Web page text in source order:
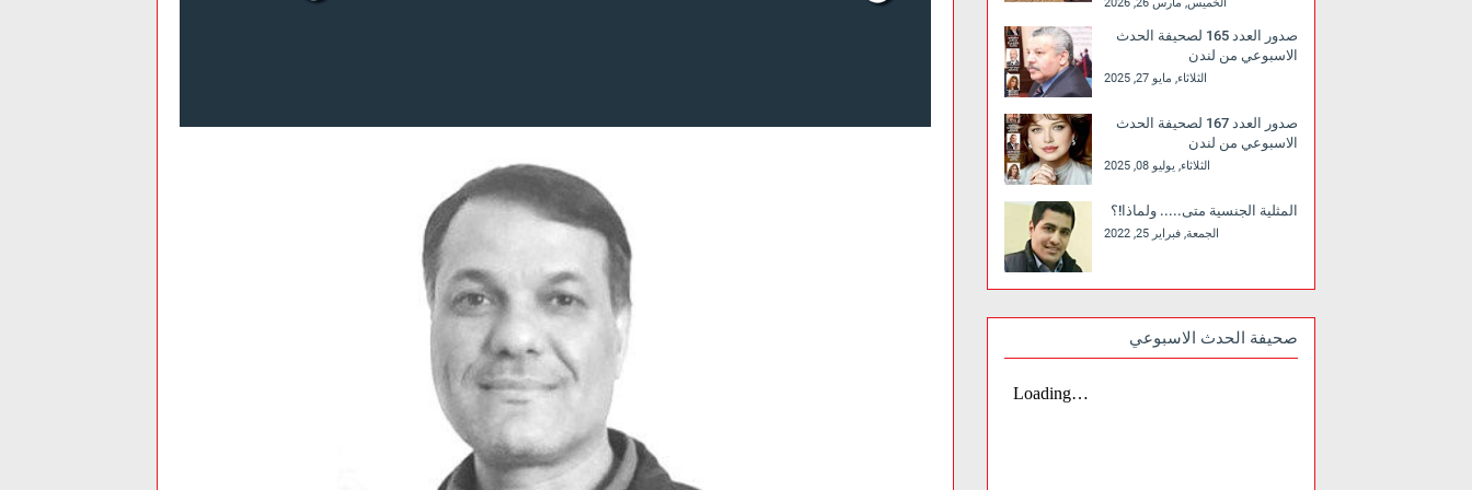
صدور العدد 165 لصحيفة الحدث
الاسبوعي من لندن
الثلاثاء, مايو 27, 2025
صدور العدد 167 لصحيفة الحدث
الاسبوعي من لندن
الثلاثاء, يوليو 08, 2025
المثلية الجنسية متى..... ولماذا!؟
الجمعة, فبراير 25, 2022
صحيفة الحدث الاسبوعي